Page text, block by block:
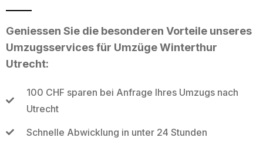
Geniessen Sie die besonderen Vorteile unseres
Umzugsservices für Umzüge Winterthur
Utrecht:
100 CHF sparen bei Anfrage Ihres Umzugs nach
Utrecht
Schnelle Abwicklung in unter 24 Stunden